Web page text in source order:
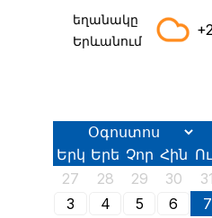
եղանակը
Երևանում
Երկ Երե Չոր Հին
27
28 29 30 31
3
4 5 6 7